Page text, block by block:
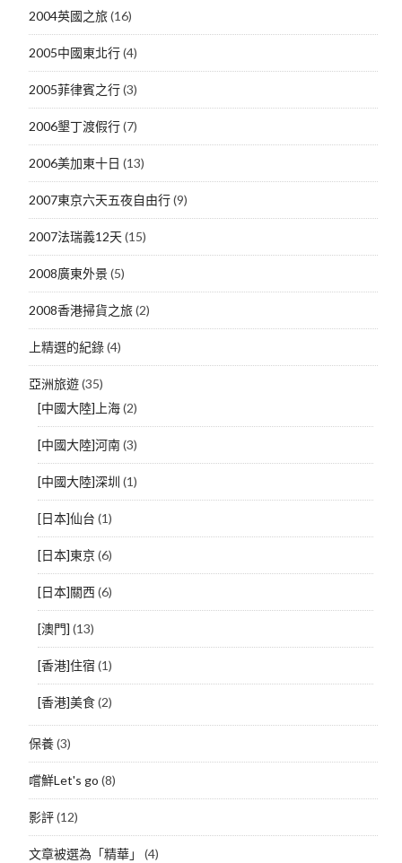
2004英國之旅(16)
2005中國東北行(4)
2005菲律賓之行(3)
2006墾丁渡假行(7)
2006美加東十日 (13)
2007東京六天五夜自由行(9)
2007法瑞義12天(15)
2008廣東外景(5)
2008香港掃貨之旅(2)
上精選的紀錄(4)
亞洲旅遊(35)
[中國大陸]上海(2)
[中國大陸]河南(3)
[中國大陸]深圳 (1)
[日本]仙台 (1)
[日本]東京(6)
[日本]關西(6)
[澳門] (13)
[香港]住宿 (1)
[香港]美食(2)
保養(3)
嚐鮮Let's go (8)
影評(12)
文章被選為「精華」 (4)